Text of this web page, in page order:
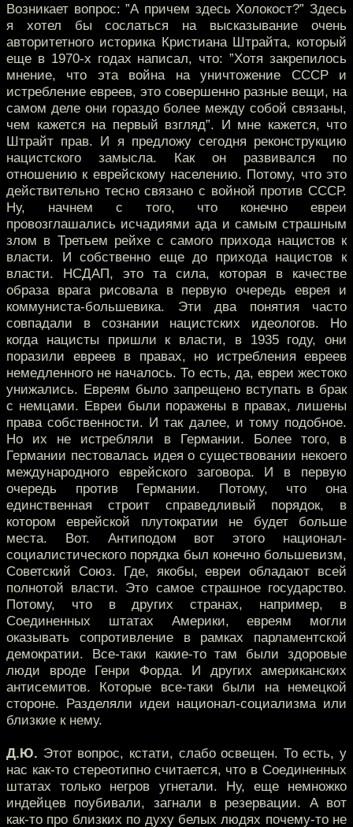
Возникает вопрос: ”А причем здесь Холокост?” Здесь
я хотел бы сослаться на высказывание очень
авторитетного историка Кристиана Штрайта, который
еще в 1970-х годах написал, что: ”Хотя закрепилось
мнение, что эта война на уничтожение СССР и
истребление евреев, это совершенно разные вещи, на
самом деле они гораздо более между собой связаны,
чем кажется на первый взгляд”. И мне кажется, что
Штрайт прав. И я предложу сегодня реконструкцию
нацистского замысла. Как он развивался по
отношению к еврейскому населению. Потому, что это
действительно тесно связано с войной против СССР.
Ну, начнем с того, что конечно евреи
провозглашались исчадиями ада и самым страшным
злом в Третьем рейхе с самого прихода нацистов к
власти. И собственно еще до прихода нацистов к
власти. НСДАП, это та сила, которая в качестве
образа врага рисовала в первую очередь еврея и
коммуниста-большевика. Эти два понятия часто
совпадали в сознании нацистских идеологов. Но
когда нацисты пришли к власти, в 1935 году, они
поразили евреев в правах, но истребления евреев
немедленного не началось. То есть, да, евреи жестоко
унижались. Евреям было запрещено вступать в брак
с немцами. Евреи были поражены в правах, лишены
права собственности. И так далее, и тому подобное.
Но их не истребляли в Германии. Более того, в
Германии пестовалась идея о существовании некоего
международного еврейского заговора. И в первую
очередь против Германии. Потому, что она
единственная строит справедливый порядок, в
котором еврейской плутократии не будет больше
места. Вот. Антиподом вот этого национал-
социалистического порядка был конечно большевизм,
Советский Союз. Где, якобы, евреи обладают всей
полнотой власти. Это самое страшное государство.
Потому, что в других странах, например, в
Соединенных штатах Америки, евреям могли
оказывать сопротивление в рамках парламентской
демократии. Все-таки какие-то там были здоровые
люди вроде Генри Форда. И других американских
антисемитов. Которые все-таки были на немецкой
стороне. Разделяли идеи национал-социализма или
близкие к нему.
Д.Ю. Этот вопрос, кстати, слабо освещен. То есть, у
нас как-то стереотипно считается, что в Соединенных
штатах только негров угнетали. Ну, еще немножко
индейцев поубивали, загнали в резервации. А вот
как-то про близких по духу белых людях почему-то не